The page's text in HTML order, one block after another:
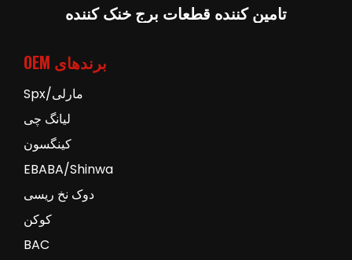
تامین کننده قطعات برج خنک کننده
برندهای OEM
مارلی/Spx
لیانگ چی
کینگسون
EBABA/Shinwa
دوک نخ ریسی
کوکن
BAC